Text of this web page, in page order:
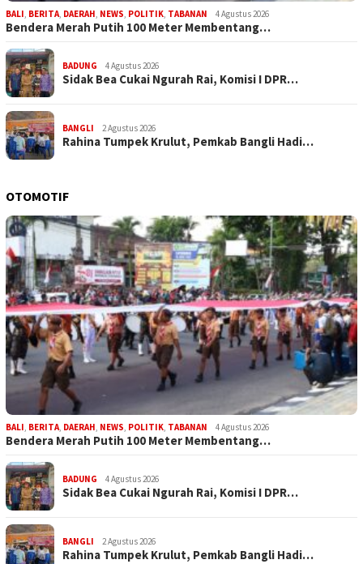
BALI, BERITA, DAERAH, NEWS, POLITIK, TABANAN 4 Agustus 2026
Bendera Merah Putih 100 Meter Membentang…
BADUNG 4 Agustus 2026
Sidak Bea Cukai Ngurah Rai, Komisi I DPR…
BANGLI 2 Agustus 2026
Rahina Tumpek Krulut, Pemkab Bangli Hadi…
OTOMOTIF
BALI, BERITA, DAERAH, NEWS, POLITIK, TABANAN 4 Agustus 2026
Bendera Merah Putih 100 Meter Membentang…
BADUNG 4 Agustus 2026
Sidak Bea Cukai Ngurah Rai, Komisi I DPR…
BANGLI 2 Agustus 2026
Rahina Tumpek Krulut, Pemkab Bangli Hadi…